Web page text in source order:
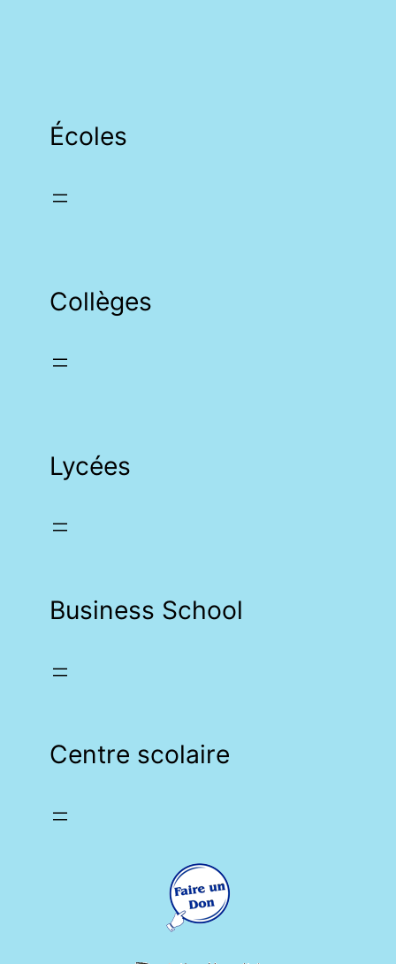
Écoles
Collèges
Lycées
Business School
Centre scolaire